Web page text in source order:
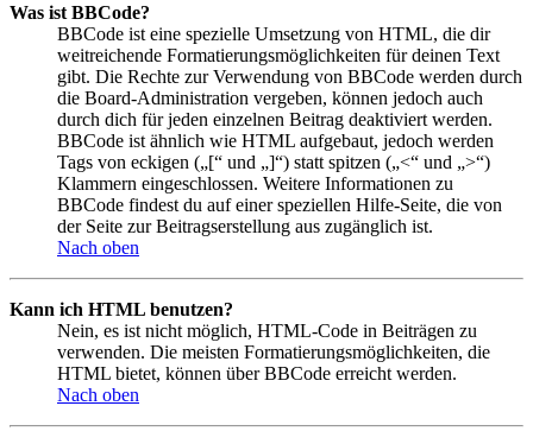
Was ist BBCode?
BBCode ist eine spezielle Umsetzung von HTML, die dir
weitreichende Formatierungsmöglichkeiten für deinen Text
gibt. Die Rechte zur Verwendung von BBCode werden durch
die Board-Administration vergeben, können jedoch auch
durch dich für jeden einzelnen Beitrag deaktiviert werden.
BBCode ist ähnlich wie HTML aufgebaut, jedoch werden
Tags von eckigen („[“ und „]“) statt spitzen („<“ und „>“)
Klammern eingeschlossen. Weitere Informationen zu
BBCode findest du auf einer speziellen Hilfe-Seite, die von
der Seite zur Beitragserstellung aus zugänglich ist.
Nach oben
Kann ich HTML benutzen?
Nein, es ist nicht möglich, HTML-Code in Beiträgen zu
verwenden. Die meisten Formatierungsmöglichkeiten, die
HTML bietet, können über BBCode erreicht werden.
Nach oben